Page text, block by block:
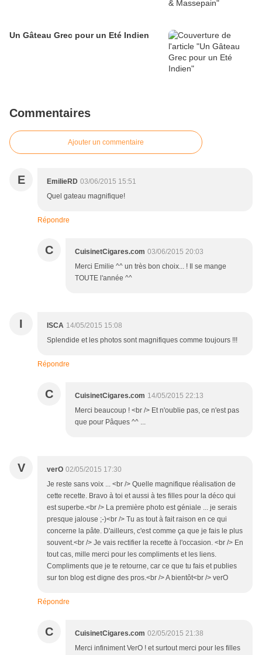
Un Gâteau Grec pour un Eté Indien
Commentaires
Ajouter un commentaire
E EmilieRD 03/06/2015 15:51
Quel gateau magnifique!
Répondre
C CuisinetCigares.com 03/06/2015 20:03
Merci Emilie ^^ un très bon choix... ! Il se mange
TOUTE l'année ^^
I ISCA 14/05/2015 15:08
Splendide et les photos sont magnifiques comme toujours !!!
Répondre
C CuisinetCigares.com 14/05/2015 22:13
Merci beaucoup ! <br /> Et n'oublie pas, ce n'est pas
que pour Pâques ^^ ...
V verO 02/05/2015 17:30
Je reste sans voix ... <br /> Quelle magnifique réalisation de
cette recette. Bravo à toi et aussi à tes filles pour la déco qui
est superbe.<br /> La première photo est géniale ... je serais
presque jalouse ;-)<br /> Tu as tout à fait raison en ce qui
concerne la pâte. D'ailleurs, c'est comme ça que je fais le plus
souvent.<br /> Je vais rectifier la recette à l'occasion. <br /> En
tout cas, mille merci pour les compliments et les liens.
Compliments que je te retourne, car ce que tu fais et publies
sur ton blog est digne des pros.<br /> A bientôt<br /> verO
Répondre
C CuisinetCigares.com 02/05/2015 21:38
Merci infiniment VerO ! et surtout merci pour les filles